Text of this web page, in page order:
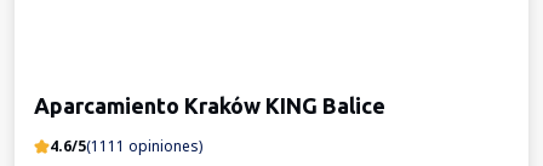
Aparcamiento Kraków KING Balice
4.6/5(1111 opiniones)